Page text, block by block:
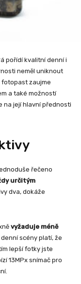
pořídí kvalitní denní i
neměl uniknout
fotopast zaujme
a také možností
na její hlavní přednosti
řečeno
určitým
dva, dokáže
vyžaduje méně
scény platí, že
lepší fotky jste
13MPx snímač pro